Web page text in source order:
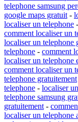
telephone samsung
google maps gratuit -
localiser un telephone -
comment localiser un
localiser un telephone
telephone - comment
localiser un telephone
comment localiser un
telephone gratuitement
telephone - localiser
telephone samsung
gratuitement -
localiser un telephone